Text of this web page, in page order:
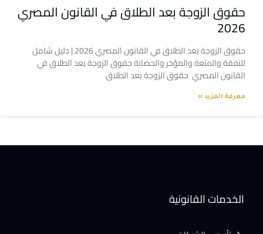
حقوق الزوجة بعد الطلاق في القانون المصري
2026
حقوق الزوجة بعد الطلاق في القانون المصري 2026 | دليل شامل
للنفقة والمتعة والمؤخر والحضانة حقوق الزوجة بعد الطلاق في
القانون المصري حقوق الزوجة بعد الطلاق
معرفة المزيد »
الخدمات القانونية